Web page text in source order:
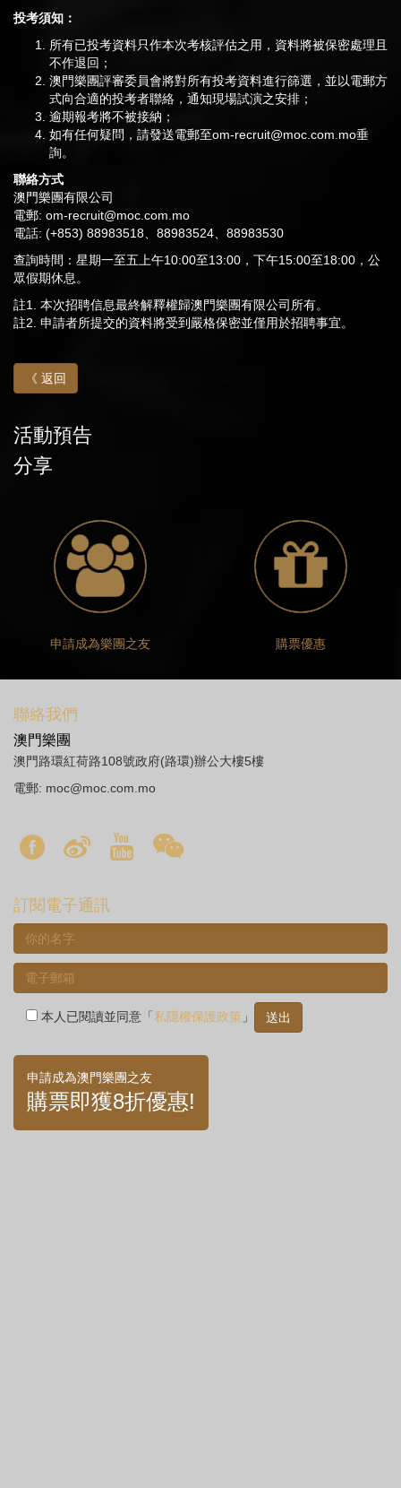
投考須知：
所有已投考資料只作本次考核評估之用，資料將被保密處理且
不作退回；
澳門樂團評審委員會將對所有投考資料進行篩選，並以電郵方
式向合適的投考者聯絡，通知現場試演之安排；
逾期報考將不被接納；
如有任何疑問，請發送電郵至om-recruit@moc.com.mo垂
詢。
聯絡方式
澳門樂團有限公司
電郵: om-recruit@moc.com.mo
電話: (+853) 88983518、88983524、88983530
查詢時間：星期一至五上午10:00至13:00，下午15:00至18:00，公
眾假期休息。
註1. 本次招聘信息最終解釋權歸澳門樂團有限公司所有。
註2. 申請者所提交的資料將受到嚴格保密並僅用於招聘事宜。
《 返回
活動預告
分享
申請成為樂團之友 購票優惠
聯絡我們
澳門樂團
澳門路環紅荷路108號政府(路環)辦公大樓5樓
電郵: moc@moc.com.mo
訂閱電子通訊
本人已閱讀並同意「 私隱權保護政策 」
申請成為澳門樂團之友
購票即獲8折優惠!